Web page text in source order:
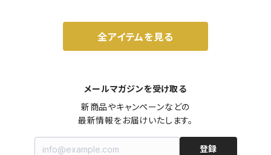
全アイテムを見る
メールマガジンを受け取る
新商品やキャンペーンなどの
最新情報をお届けいたします。
登録